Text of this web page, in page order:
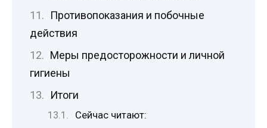
Противопоказания и побочные
действия
Меры предосторожности и личной
гигиены
Итоги
Сейчас читают: